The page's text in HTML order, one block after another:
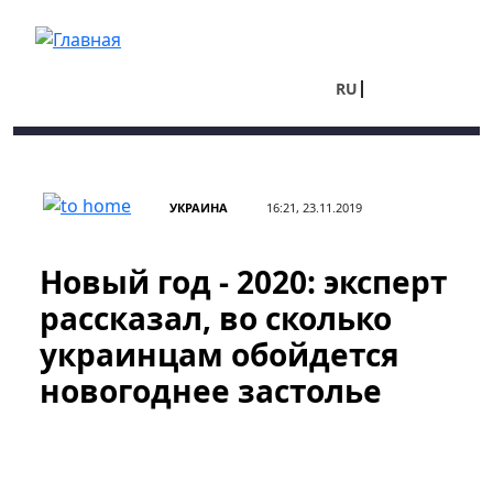
RU
УКРАИНА 16:21, 23.11.2019
Новый год - 2020: эксперт
рассказал, во сколько
украинцам обойдется
новогоднее застолье